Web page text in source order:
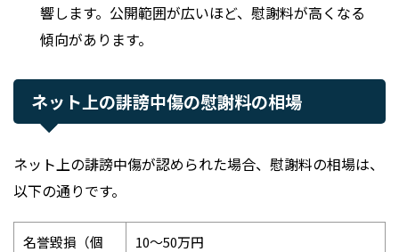
響します。公開範囲が広いほど、慰謝料が高くなる
傾向があります。
ネット上の誹謗中傷の慰謝料の相場
ネット上の誹謗中傷が認められた場合、慰謝料の相場は、
以下の通りです。
名誉毀損（個
10～50万円